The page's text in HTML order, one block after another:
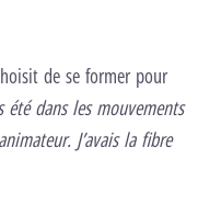
de se former pour
été dans les mouvements
J’avais la fibre